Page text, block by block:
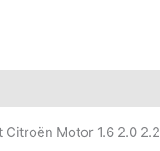
Motor 1.6 2.0 2.2